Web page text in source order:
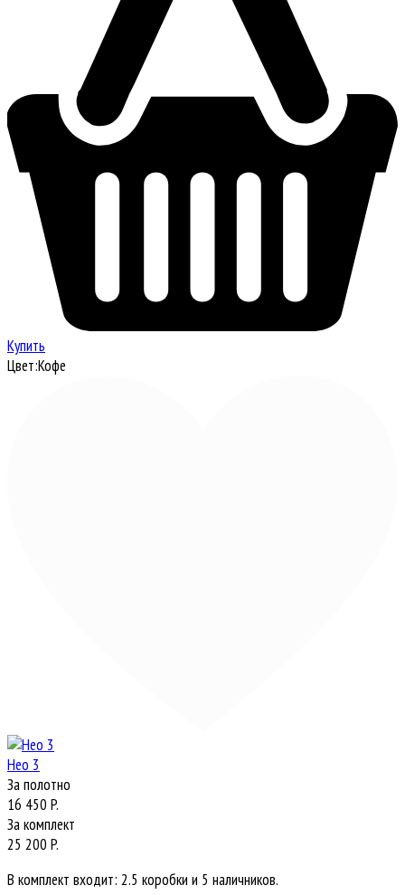
Купить
Цвет:Кофе
Нео 3
За полотно
16 450 P.
За комплект
25 200 P.
В комплект входит: 2.5 коробки и 5 наличников.